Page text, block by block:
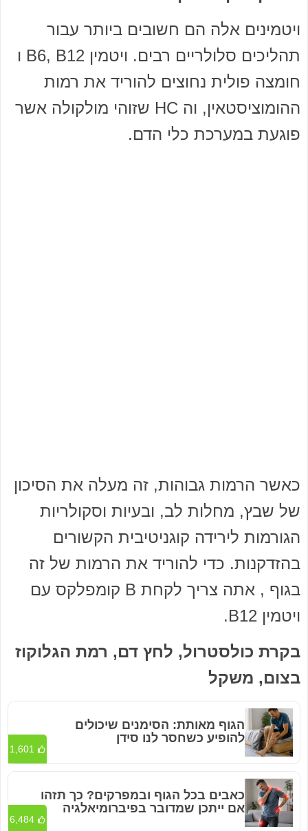
ויטמינים אלה הם חשובים ביותר עבור
תהליכים סלולריים רבים. ויטמין B6, B12 ו
חומצה פולית נחוצים להוריד את רמות
ההומוציסטאין, וה HC שזוהי מולקולה אשר
פוגעת במערכת כלי הדם.
כאשר הרמות גבוהות, זה מעלה את הסיכון
של שבץ, מחלות לב, ובעיות וסקולריות
הגורמות לירידה קוגניטיבית הקשורים
בהזדקנות. כדי להוריד את הרמות של זה
בגוף , אתה צריך לקחת B קומפלקס עם
ויטמין B12.
בקרת כולסטרול, לחץ דם, רמת הגלוקוז
בצום, משקל
הגוף מאותת: הסימנים שיכולים
להופיע כשחסר לנו סידן
1,601
כאבים בכל הגוף ובמפרקים? כך תזהו
אם ייתכן שמדובר בפיברומיאלגיה
6,484